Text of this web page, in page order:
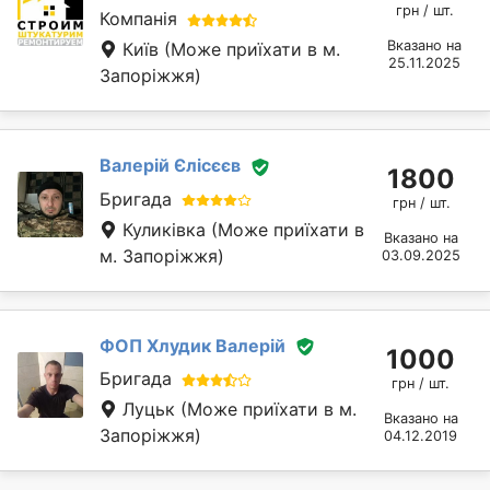
Компанія
Київ (Може приїхати в м.
Запоріжжя)
грн / шт.
Вказано на
25.11.2025
Валерій Єлісєєв
Бригада
Куликівка (Може приїхати в
м. Запоріжжя)
1800
грн / шт.
Вказано на
03.09.2025
ФОП Хлудик Валерій
Бригада
Луцьк (Може приїхати в м.
Запоріжжя)
1000
грн / шт.
Вказано на
04.12.2019